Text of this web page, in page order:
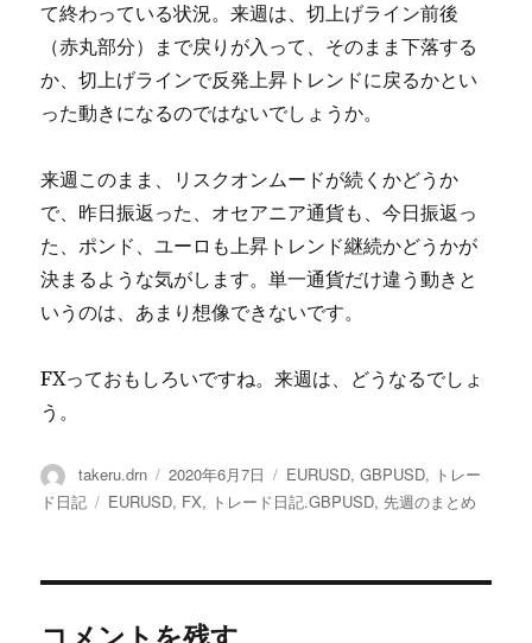
て終わっている状況。来週は、切上げライン前後
（赤丸部分）まで戻りが入って、そのまま下落する
か、切上げラインで反発上昇トレンドに戻るかとい
った動きになるのではないでしょうか。
来週このまま、リスクオンムードが続くかどうか
で、昨日振返った、オセアニア通貨も、今日振返っ
た、ポンド、ユーロも上昇トレンド継続かどうかが
決まるような気がします。単一通貨だけ違う動きと
いうのは、あまり想像できないです。
FXっておもしろいですね。来週は、どうなるでしょ
う。
投
稿
takeru.drn
投
稿
2020年6月7日
カ
テ
EURUSD,GBPUSD, トレー
ド日記
タ
EURUSD, FX, トレード日記.GBPUSD,先週のまとめ
コメントを残す